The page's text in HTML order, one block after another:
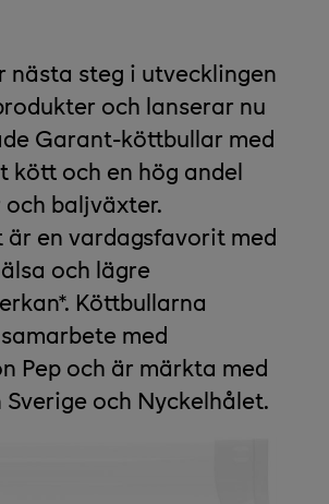
nästa steg i utvecklingen
och lanserar nu
Garant-köttbullar med
kött och en hög andel
baljväxter.
är en vardagsfavorit med
och lägre
Köttbullarna
med
Pep och är märkta med
Sverige och Nyckelhålet.